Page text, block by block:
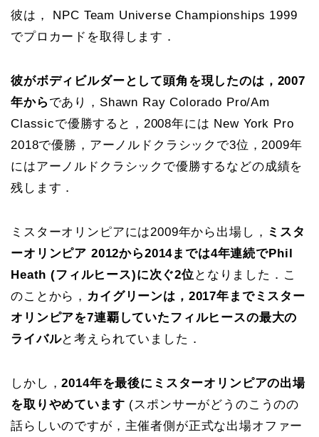
彼は， NPC Team Universe Championships 1999
でプロカードを取得します．
彼がボディビルダーとして頭角を現したのは，2007
年から であり，Shawn Ray Colorado Pro/Am
Classicで優勝すると，2008年には New York Pro
2018で優勝，アーノルドクラシックで3位，2009年
にはアーノルドクラシックで優勝するなどの成績を
残します．
ミスターオリンピアには2009年から出場し， ミスタ
ーオリンピア 2012から2014までは4年連続でPhil
Heath (フィルヒース)に次ぐ2位 となりました．こ
のことから， カイグリーンは，2017年までミスター
オリンピアを7連覇していたフィルヒースの最大の
ライバルと考えられていました．
しかし，2014年を最後にミスターオリンピアの出場
を取りやめています (スポンサーがどうのこうのの
話らしいのですが，主催者側が正式な出場オファー